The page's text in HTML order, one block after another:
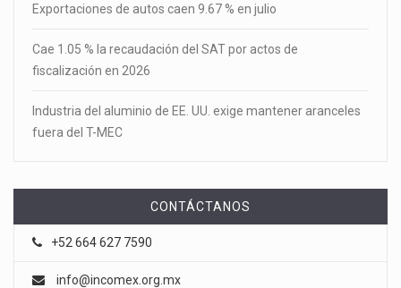
Exportaciones de autos caen 9.67 % en julio
Cae 1.05 % la recaudación del SAT por actos de
fiscalización en 2026
Industria del aluminio de EE. UU. exige mantener aranceles
fuera del T-MEC
CONTÁCTANOS
+52 664 627 7590
info@incomex.org.mx